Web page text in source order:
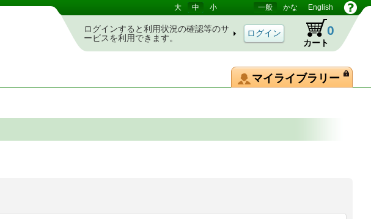
大 中 小 一般 かな English
ログインすると利用状況の確認等のサ
ービスを利用できます。
カート
0
マイライブラリー